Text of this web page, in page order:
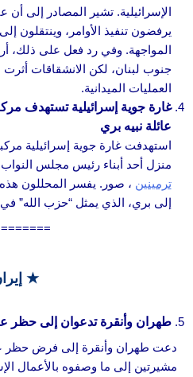
الإسرائيلية. تشير المصادر إلى
يرفضون تنفيذ الأوامر، وينتقلون
المواجهة. وفي رد فعل على ذلك،
جنوب لبنان، لكن الانشقاقات أثرت
العمليات الميدانية.
غارة جوية إسرائيلية تستهدف
عائلة نبيه بري
استهدفت غارة جوية إسرائيلية
منزل أحد أبناء رئيس مجلس النواب
ترمينين ، صور. يفسر المحللون
إلى بري، الذي يمثل “حزب الله”
★
طهران وأنقرة تدعوان إلى حظر
دعت طهران وأنقرة إلى فرض حظر
مشيرتين إلى ما وصفوه بالأعمال